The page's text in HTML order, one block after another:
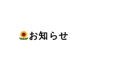
お知らせ